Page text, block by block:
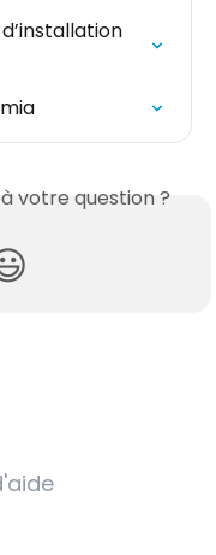
votre question ?